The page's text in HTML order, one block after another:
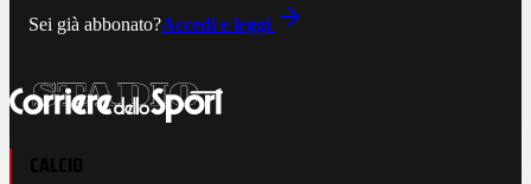
Sei già abbonato?Accedi e leggi